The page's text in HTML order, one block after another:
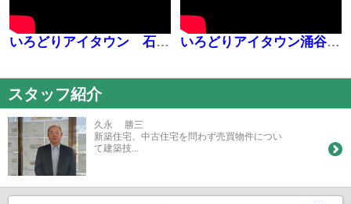
いろどりアイタウン 石巻市丸井戸３丁目 いろどりアイタウン涌谷町追廻町
スタッフ紹介
久永 勝三
新築住宅、中古住宅を問わず売買物件につい
て建築技...